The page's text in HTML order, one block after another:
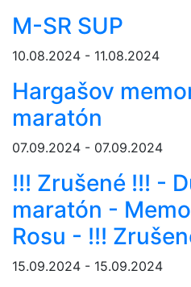
M-SR SUP
10.08.2024 - 11.08.2024
Hargašov
maratón
07.09.2024 - 07.09.2024
!!! Zrušené !!! -
maratón -
Rosu - !!!
15.09.2024 - 15.09.2024